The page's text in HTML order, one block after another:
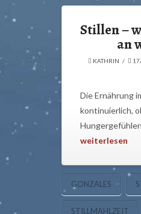
Stillen –
an
KATHRIN
Die Ernährung
kontinuierlich,
weiterlesen
GONZALES
STILLMAHLZEIT